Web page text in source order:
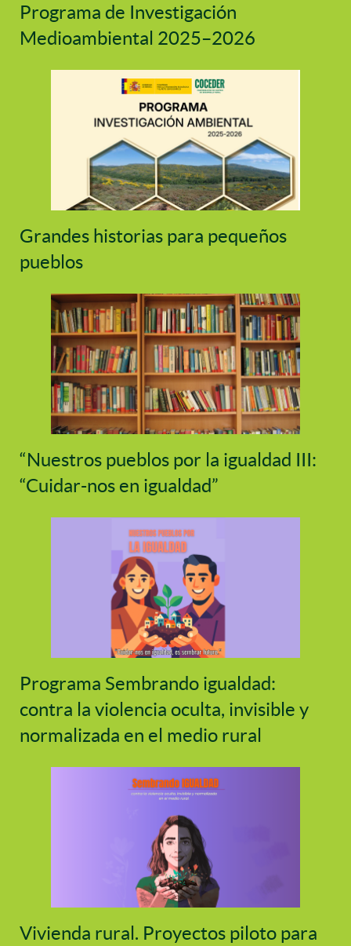
Programa de Investigación
Medioambiental 2025–2026
Grandes historias para pequeños
pueblos
“Nuestros pueblos por la igualdad III:
“Cuidar-nos en igualdad”
Programa Sembrando igualdad:
contra la violencia oculta, invisible y
normalizada en el medio rural
Vivienda rural. Proyectos piloto para